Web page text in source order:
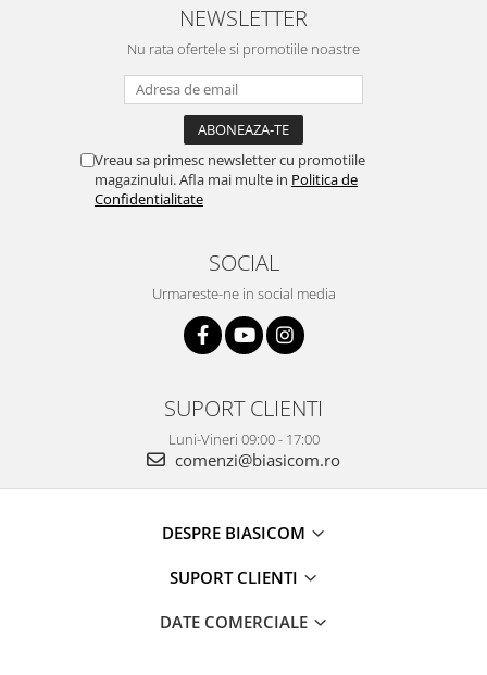
TV, Electronice & Gaming
Accesorii & Periferice
Aparate foto & accesorii
Alte accesorii foto & video
Aparate foto Mirrorless
Radio
NEWSLETTER
Nu rata ofertele si promotiile noastre
Vreau sa primesc newsletter cu promotiile
magazinului. Afla mai multe in Politica de
Confidentialitate
SOCIAL
Urmareste-ne in social media
SUPORT CLIENTI
Luni-Vineri 09:00 - 17:00
comenzi@biasicom.ro
DESPRE BIASICOM
SUPORT CLIENTI
DATE COMERCIALE